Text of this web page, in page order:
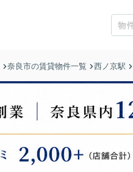
奈良市の賃貸物件一覧 西ノ京駅